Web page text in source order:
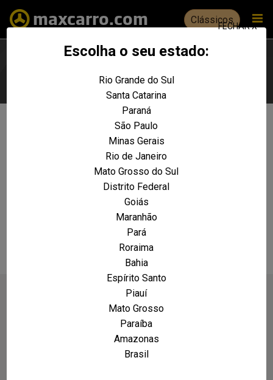
Escolha o seu estado:
FECHAR X
Rio Grande do Sul
Santa Catarina
Paraná
São Paulo
Minas Gerais
Rio de Janeiro
Mato Grosso do Sul
Distrito Federal
Goiás
Maranhão
Pará
Roraima
Bahia
Espírito Santo
Piauí
Mato Grosso
Paraíba
Amazonas
Brasil
Clássicos
Não foram encontrados resultados
para a sua pesquisa:
Tempra HLX 2.0 16V 4p
REALIZE UMA NOVA PESQUISA E TENTE ENCONTRAR O VEÍCULO QUE VOCÊ